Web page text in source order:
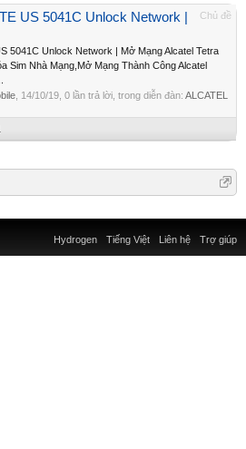
Chủ đề
US 5041C Unlock Network |
5041C Unlock Network | Mở Mạng Alcatel Tetra
Sim Nhà Mạng,Mở Mạng Thành Công Alcatel
14/10/19 , 0 lần trả lời, trong diễn đàn: ALCATEL
Liên hệ Trợ giúp
Hydrogen Tiếng Việt